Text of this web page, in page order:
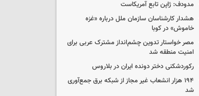
مدودف: ژاپن تابع آمریکاست
هشدار کارشناسان سازمان ملل درباره «غزه‌
خاموش» در کوبا
مصر خواستار تدوین چشم‌انداز مشترک عربی برای
امنیت منطقه شد
رکوردشکنی دختر دونده ایران در بلاروس
۱۹۴ هزار انشعاب غیر مجاز از شبکه برق جمع‌آوری
شد